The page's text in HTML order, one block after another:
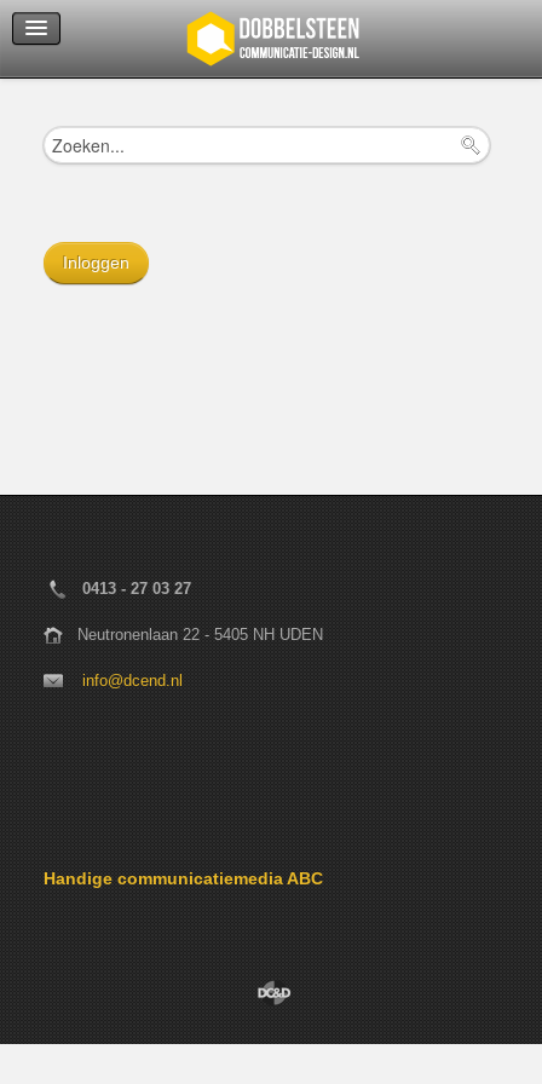
Inloggen
0413 - 27 03 27
Neutronenlaan 22 - 5405 NH UDEN
info@dcend.nl
Handige communicatiemedia ABC